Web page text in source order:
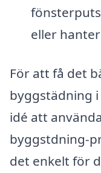
eller
För att få det
byggstädning
idé att
byggstdning-
det enkelt för